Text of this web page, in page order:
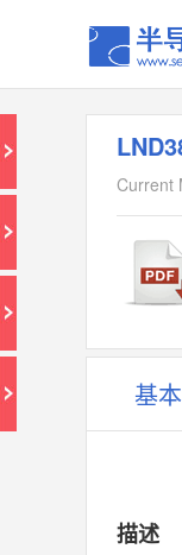
Current
基
描述